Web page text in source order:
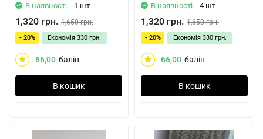
В наявності - 1 шт
1,320 грн. 1,650 грн.
- 20% Економія 330 грн.
66,00 балів
В кошик
В наявності - 4 шт
1,320 грн. 1,650 грн.
- 20% Економія 330 грн.
66,00 балів
В кошик